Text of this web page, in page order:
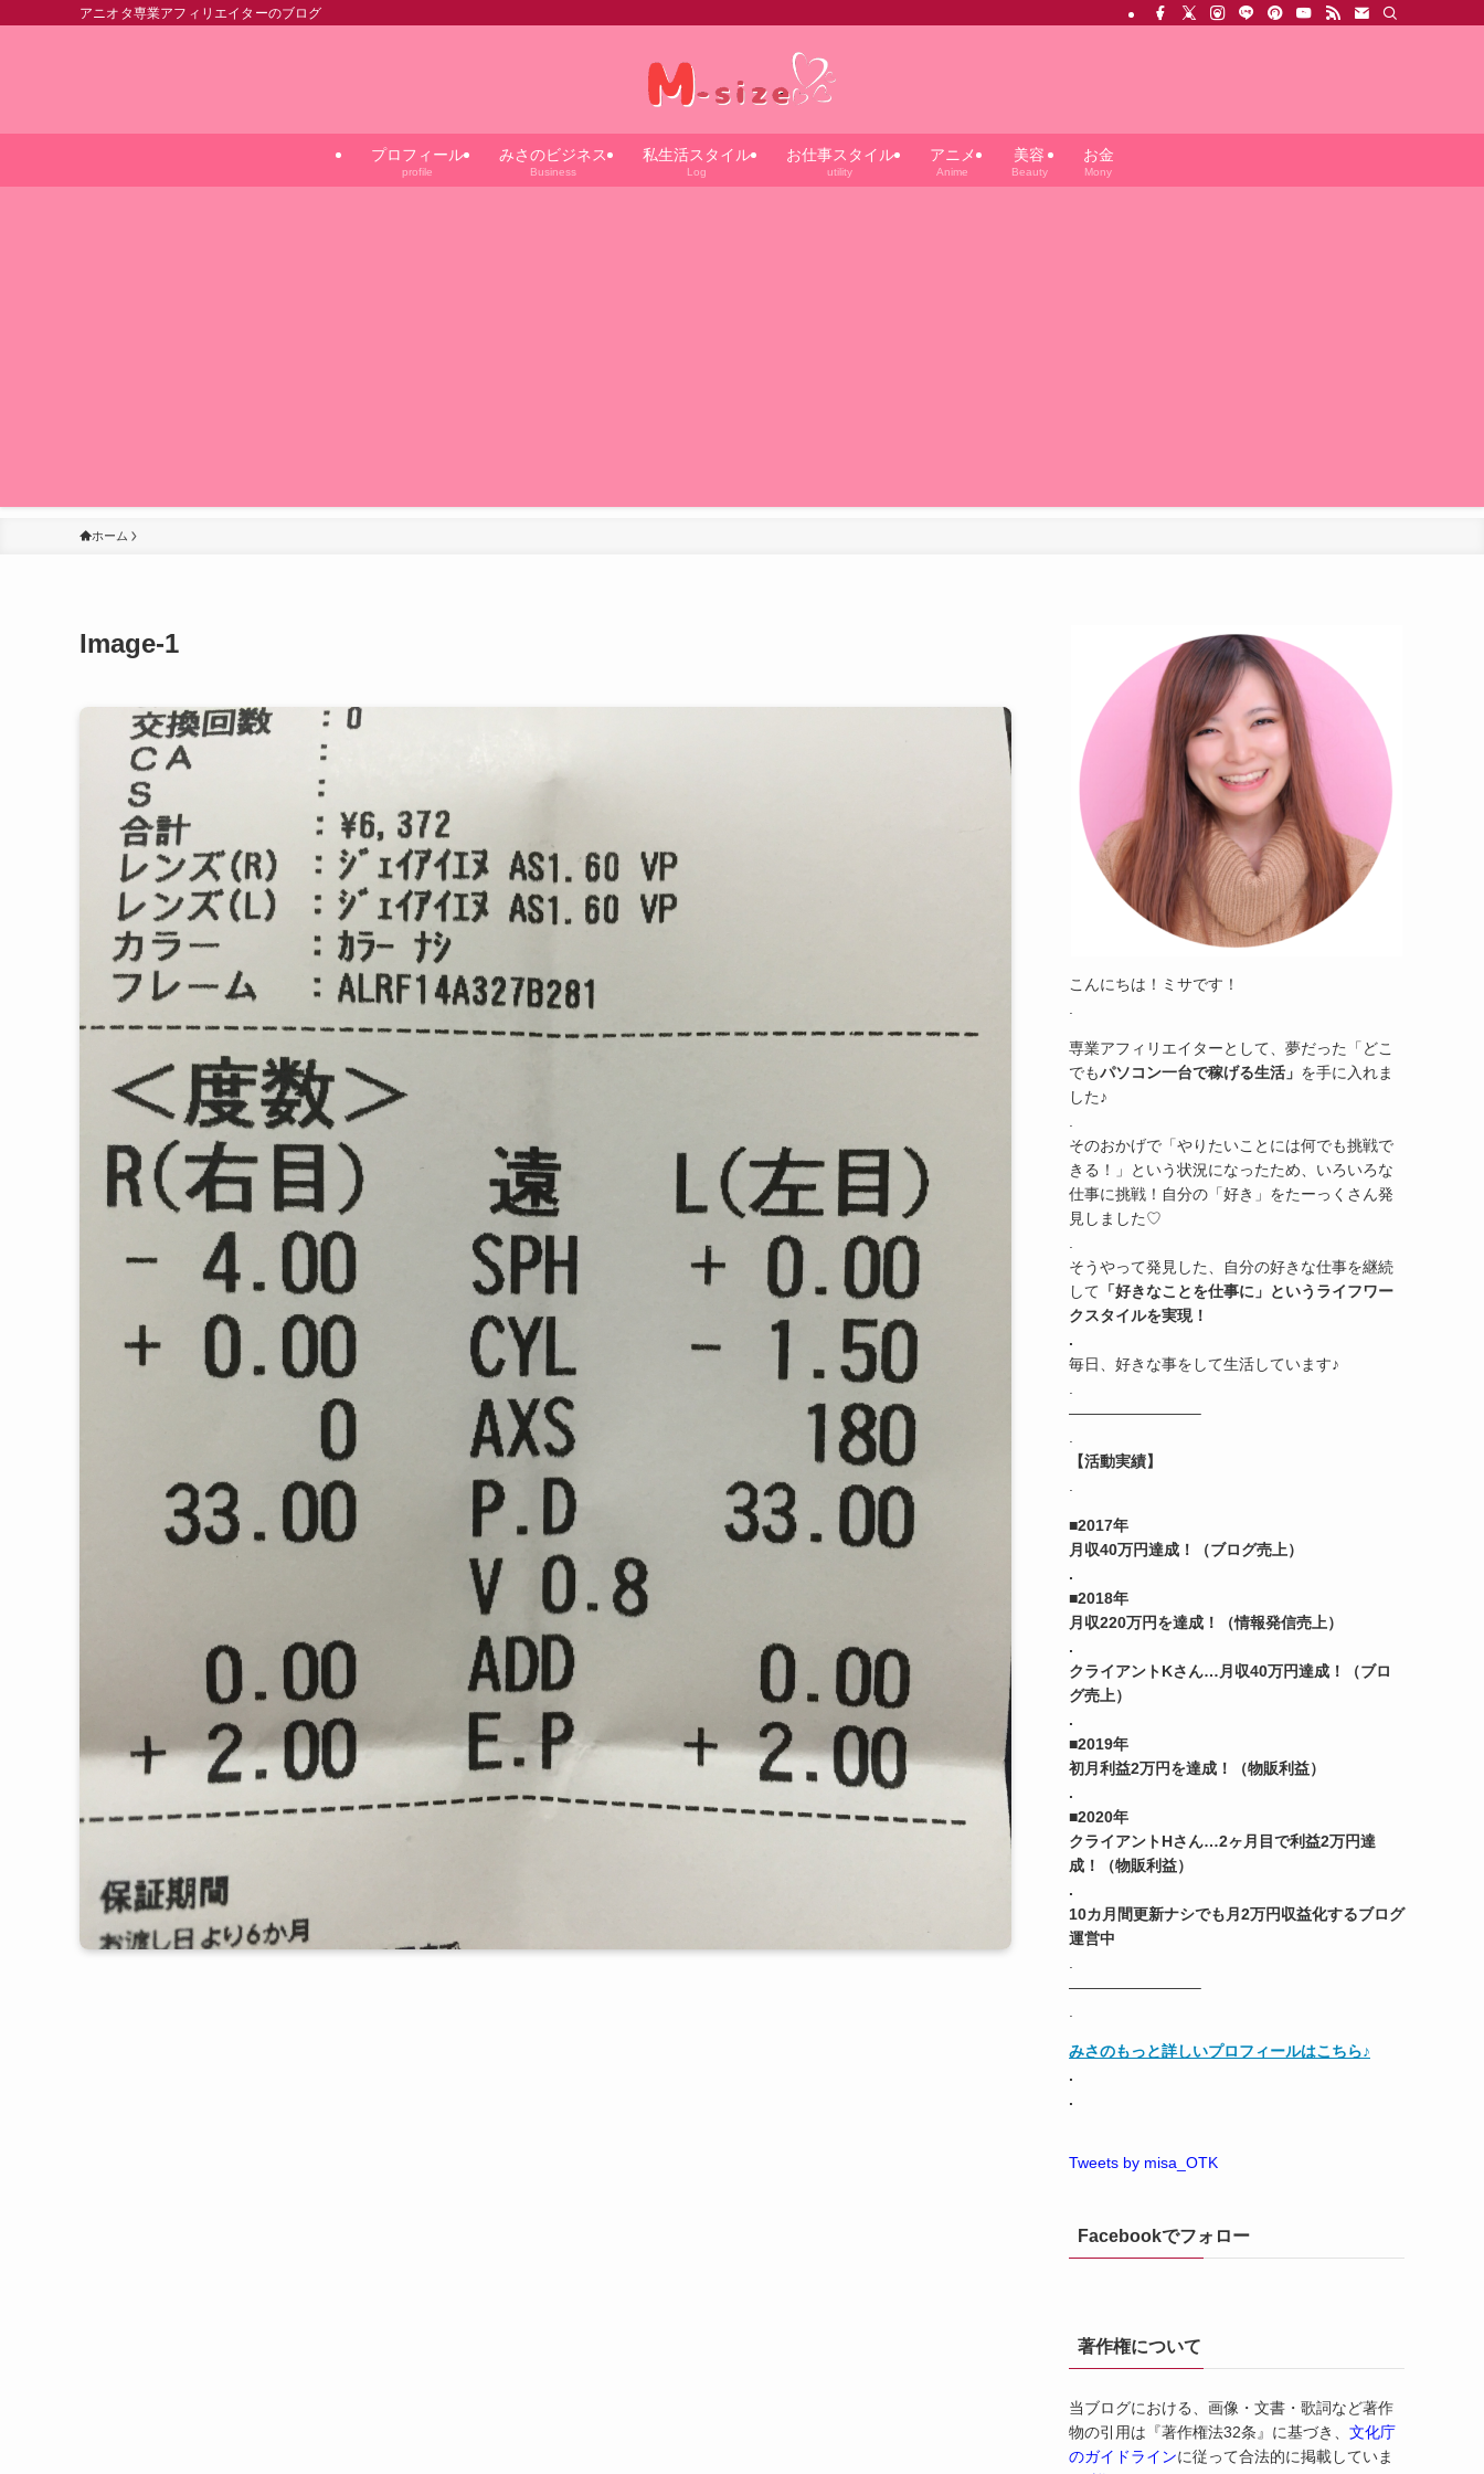
アニオタ専業アフィリエイターのブログ
プロフィール
profile
みさのビジネス
Business
私生活スタイル
Log
お仕事スタイル
utility
アニメ
Anime
美容
Beauty
お金
Mony
ホーム
Image-1
こんにちは！ミサです！
専業アフィリエイターとして、夢だった「どこ
でもパソコン一台で稼げる生活」 を手に入れま
した♪
そのおかげで「やりたいことには何でも挑戦で
きる！」という状況になったため、いろいろな
仕事に挑戦！自分の「好き」をたーっくさん発
見しました♡
そうやって発見した、自分の好きな仕事を継続
して 「好きなことを仕事に」というライフワー
クスタイルを実現！
.
毎日、好きな事をして生活しています♪
————————–
【活動実績】
■2017年
月収40万円達成！（ブログ売上）
.
■2018年
月収220万円を達成！（情報発信売上）
.
クライアントKさん…月収40万円達成！（ブロ
グ売上）
.
■2019年
初月利益2万円を達成！（物販利益）
.
■2020年
クライアントHさん…2ヶ月目で利益2万円達
成！（物販利益）
.
10カ月間更新ナシでも月2万円収益化するブログ
運営中
————————–
みさのもっと詳しいプロフィールはこちら♪
.
.
Tweets by misa_OTK
Facebookでフォロー
著作権について
当ブログにおける、画像・文書・歌詞など著作
物の引用は『著作権法32条』に基づき、 文化庁
のガイドラインに従って合法的に掲載していま